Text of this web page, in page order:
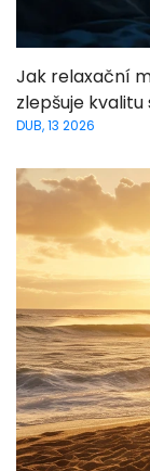
Jak relaxační
zlepšuje kvalitu
DUB, 13 2026